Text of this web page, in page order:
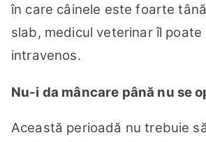
în care câinele este foarte
slab, medicul veterinar îl
intravenos.
Nu-i da mâncare până nu se
Această perioadă nu trebuie